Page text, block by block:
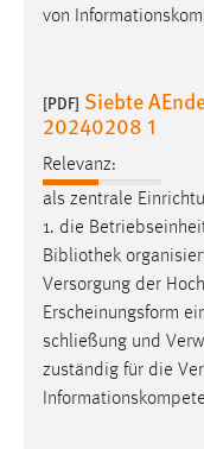
von
[PDF] Siebte
20240208 1
Relevanz:
als zentrale
1. die
Bibliothek
Versorgung der
Erscheinungsform
schließung und
zuständig für die
Name:
_pk_ref,
Zweck:
Zugriffsstatistik
Cookie Laufzeit:
Max. 13 Monate
MARKETING
Marketing